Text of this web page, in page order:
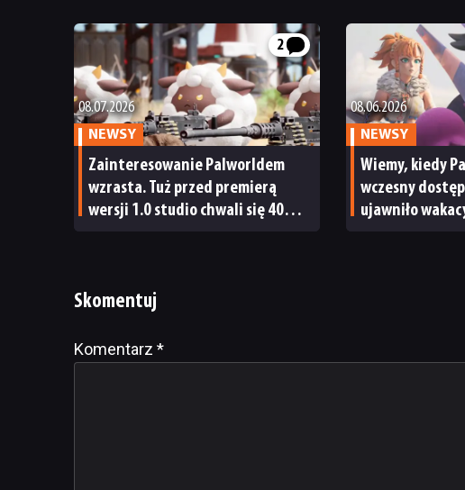
2
08.07.2026
NEWSY
Zainteresowanie Palworldem
wzrasta. Tuż przed premierą
wersji 1.0 studio chwali się 40
08.06.2026
NEWSY
Wiemy, kiedy
wczesny
ujawniło
Skomentuj
Komentarz *
Alternative: